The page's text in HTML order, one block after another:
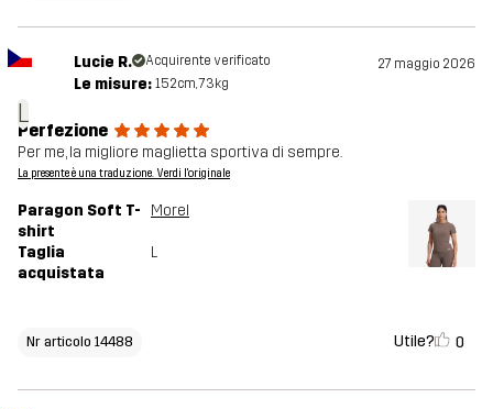
L
Lucie R. Acquirente verificato 27 maggio 2026
Le misure: 152cm, 73kg
Perfezione
Per me, la migliore maglietta sportiva di sempre.
La presente è una traduzione. Verdi l'originale
Paragon Soft T-
shirt
Morel
Taglia
acquistata
L
Nr articolo 14488 Utile? 0